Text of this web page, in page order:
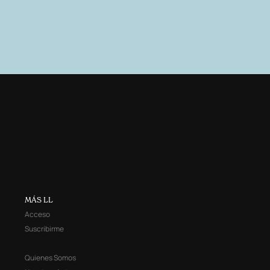
MÁS LL
Acceso
Suscribirme
Quienes Somos